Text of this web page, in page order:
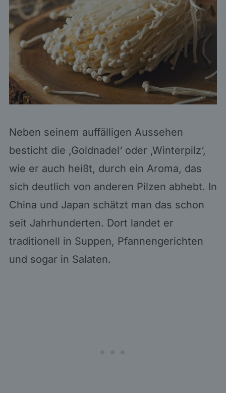
Neben seinem auffälligen Aussehen
besticht die ‚Goldnadel‘ oder ‚Winterpilz‘,
wie er auch heißt, durch ein Aroma, das
sich deutlich von anderen Pilzen abhebt. In
China und Japan schätzt man das schon
seit Jahrhunderten. Dort landet er
traditionell in Suppen, Pfannengerichten
und sogar in Salaten.